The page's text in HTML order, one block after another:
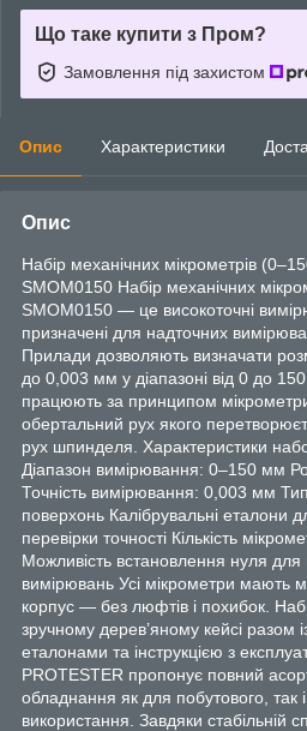
Що таке купити з Пром?
Замовлення під захистом
Опис Характеристики
Опис
Набір механічних мікрометрів
SMOM0150 Набір механічних
SMOM0150 — це високоточні
призначені для надточних
Прилади дозволяють визначати
до 0,003 мм у діапазоні від 0 до
працюють за принципом
обертальний рух якого
рух шпинделя. Характеристики
Діапазон вимірювання: 0–150 мм
Точність вимірювання: 0,003 мм
поверхонь Калібрувальні еталони
перевірки точності Кількість
Можливість встановлення нуля для
вимірювань Усі мікрометри мають
корпус — без люфтів і похибок.
зручному дерев’яному кейсі разом
еталонами та інструкцією з
PROTESTER пропонує повний
обладнання як для побутового, так
використання. Завдяки стабільній